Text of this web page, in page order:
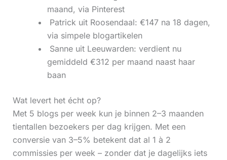
maand, via Pinterest
‍ Patrick uit Roosendaal: €147 na 18 dagen,
via simpele blogartikelen
‍ Sanne uit Leeuwarden: verdient nu
gemiddeld €312 per maand naast haar
baan
Wat levert het écht op?
Met 5 blogs per week kun je binnen 2–3 maanden
tientallen bezoekers per dag krijgen. Met een
conversie van 3–5% betekent dat al 1 à 2
commissies per week – zonder dat je dagelijks iets